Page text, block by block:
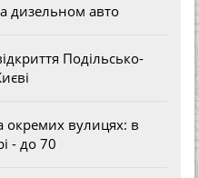
дизельном авто
Подільсько-
окремих вулицях: в
- до 70